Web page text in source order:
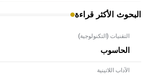
البحوث الأكثر قراءة
التقنيات (التكنولوجية)
الحاسوب
الآداب اللاتينية